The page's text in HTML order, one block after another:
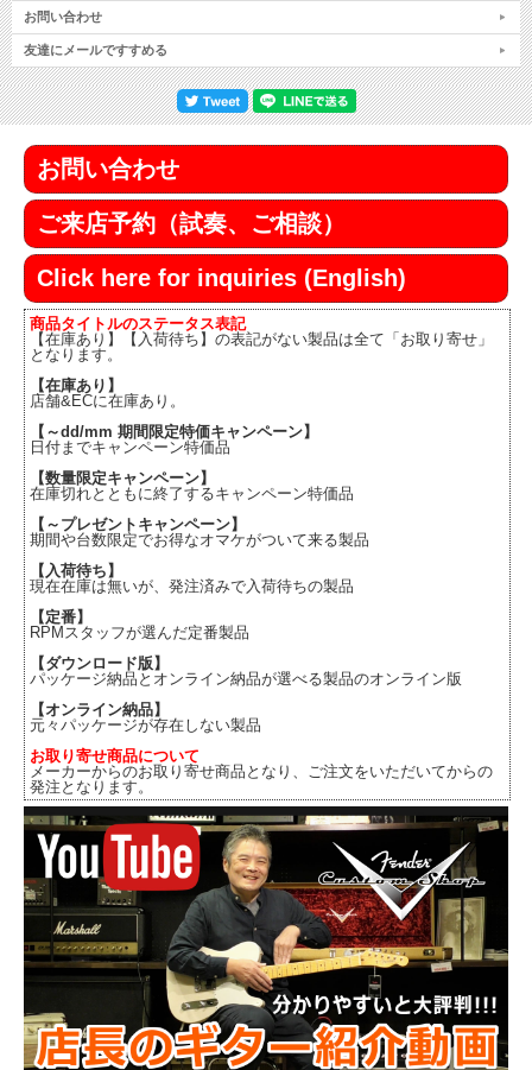
お問い合わせ
友達にメールですすめる
お問い合わせ
ご来店予約（試奏、ご相談）
Click here for inquiries (English)
商品タイトルのステータス表記
【在庫あり】【入荷待ち】の表記がない製品は全て「お取り寄せ」
となります。
【在庫あり】
店舗&ECに在庫あり。
【～dd/mm 期間限定特価キャンペーン】
日付までキャンペーン特価品
【数量限定キャンペーン】
在庫切れとともに終了するキャンペーン特価品
【～プレゼントキャンペーン】
期間や台数限定でお得なオマケがついて来る製品
【入荷待ち】
現在在庫は無いが、発注済みで入荷待ちの製品
【定番】
RPMスタッフが選んだ定番製品
【ダウンロード版】
パッケージ納品とオンライン納品が選べる製品のオンライン版
【オンライン納品】
元々パッケージが存在しない製品
お取り寄せ商品について
メーカーからのお取り寄せ商品となり、ご注文をいただいてからの
発注となります。